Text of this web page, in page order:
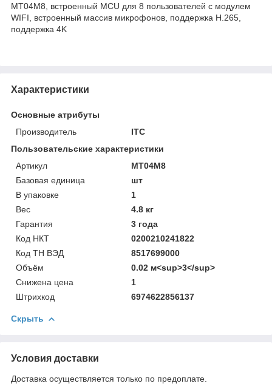
MT04M8, встроенный MCU для 8 пользователей с модулем
WIFI, встроенный массив микрофонов, поддержка H.265,
поддержка 4K
Характеристики
Основные атрибуты
Производитель
ITC
Пользовательские характеристики
Артикул
MT04M8
Базовая единица
шт
В упаковке
1
Вес
4.8 кг
Гарантия
3 года
Код НКТ
0200210241822
Код ТН ВЭД
8517699000
Объём
0.02 м<sup>3</sup>
Снижена цена
1
Штрихкод
6974622856137
Скрыть
Условия доставки
Доставка осуществляется только по предоплате.